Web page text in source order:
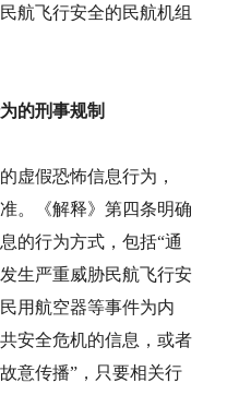
航飞行安全的民航机组
的刑事规制
虚假恐怖信息行为，
。《解释》第四条明确
的行为方式，包括“通
生严重威胁民航飞行安
用航空器等事件为内
安全危机的信息，或者
意传播”，只要相关行